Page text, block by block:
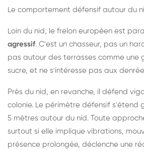
Le comportement défensif autour du
Loin du nid, le frelon européen est
agressif. C'est un chasseur, pas un
pas autour des terrasses comme une
sucre, et ne s'intéresse pas aux
Près du nid, en revanche, il défend
colonie. Le périmètre défensif s'étend
5 mètres autour du nid. Toute
surtout si elle implique vibrations,
présence prolongée, déclenche une